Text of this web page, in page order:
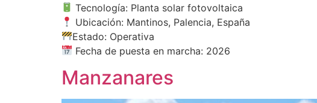
Tecnología: Planta solar fotovoltaica
Ubicación: Mantinos, Palencia, España
Estado: Operativa
Fecha de puesta en marcha: 2026
Manzanares